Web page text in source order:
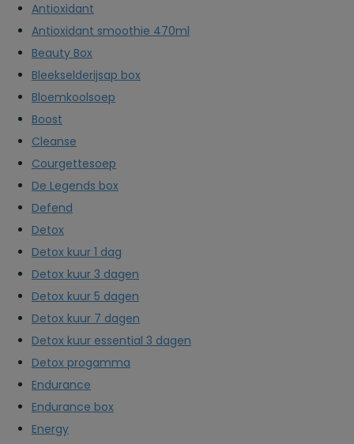
Antioxidant
Antioxidant smoothie 470ml
Beauty Box
Bleekselderijsap box
Bloemkoolsoep
Boost
Cleanse
Courgettesoep
De Legends box
Defend
Detox
Detox kuur 1 dag
Detox kuur 3 dagen
Detox kuur 5 dagen
Detox kuur 7 dagen
Detox kuur essential 3 dagen
Detox progamma
Endurance
Endurance box
Energy